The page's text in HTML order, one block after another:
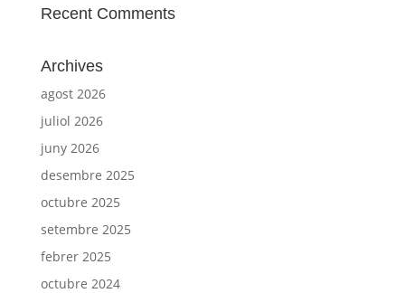
Recent Comments
Archives
agost 2026
juliol 2026
juny 2026
desembre 2025
octubre 2025
setembre 2025
febrer 2025
octubre 2024